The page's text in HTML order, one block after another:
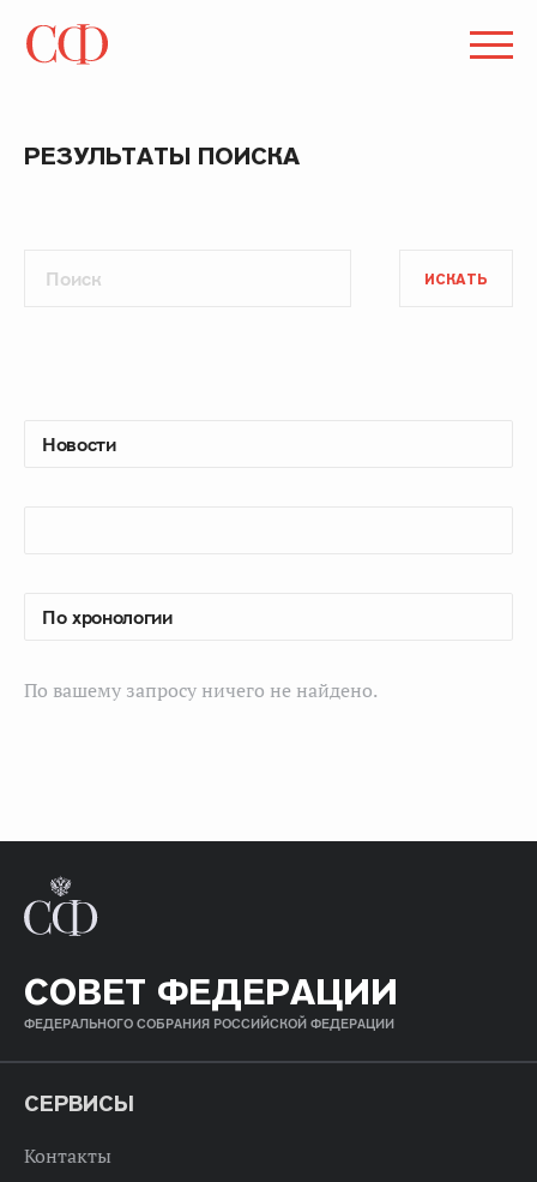
РЕЗУЛЬТАТЫ ПОИСКА
ИСКАТЬ
По вашему запросу ничего не найдено.
СОВЕТ ФЕДЕРАЦИИ
ФЕДЕРАЛЬНОГО СОБРАНИЯ РОССИЙСКОЙ ФЕДЕРАЦИИ
СЕРВИСЫ
Контакты